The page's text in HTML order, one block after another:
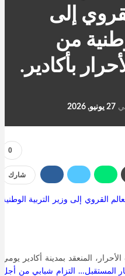
إلى
من
بأكادير.
27 يونيو, 2026
0
شارك
القروي إلى وزير التربية الوطنية
المنعقد بمدينة أكادير يومي
المستقبل… التزام شبابي من أجل